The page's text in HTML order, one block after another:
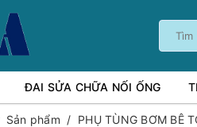
ĐAI SỬA CHỮA NỐI ỐNG
Sản phẩm / PHỤ TÙNG BƠM BÊ